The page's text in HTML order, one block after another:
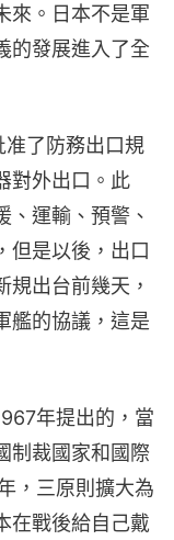
來。日本不是軍
的發展進入了全
准了防務出口規
對外出口。此
、運輸、預警、
但是以後，出口
規出台前幾天，
艦的協議，這是
年提出的，當
制裁國家和國際
，三原則擴大為
在戰後給自己戴